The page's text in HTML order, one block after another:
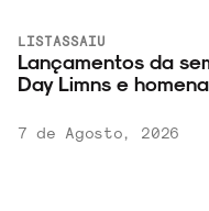
LISTASSAIU
Lançamentos da
Day Limns e
7 de Agosto, 2026